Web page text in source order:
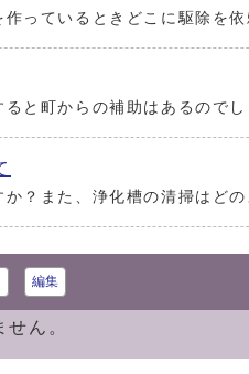
作っているときどこに駆除を
と町からの補助はあるので
？また、浄化槽の清掃はど
編集
ん。